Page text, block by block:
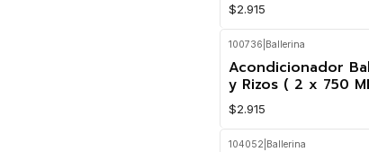
$2.915
100736 Ballerina
Acondicionador
y Rizos ( 2 x 750
$2.915
104052 Ballerina